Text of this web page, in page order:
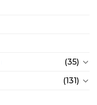
(35)
(131)